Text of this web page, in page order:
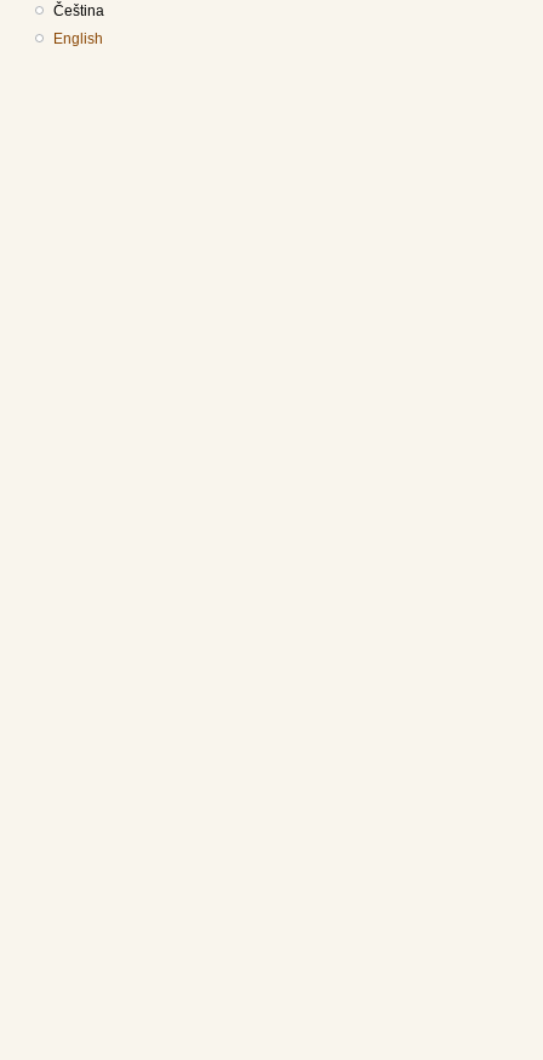
Čeština
English